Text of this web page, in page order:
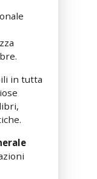
in tutta